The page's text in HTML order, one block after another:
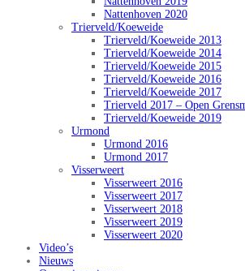
Nattenhoven 2020
Trierveld/Koeweide
Trierveld/Koeweide 2013
Trierveld/Koeweide 2014
Trierveld/Koeweide 2015
Trierveld/Koeweide 2016
Trierveld/Koeweide 2017
Trierveld 2017 – Open
Trierveld/Koeweide 2019
Urmond
Urmond 2016
Urmond 2017
Visserweert
Visserweert 2016
Visserweert 2017
Visserweert 2018
Visserweert 2019
Visserweert 2020
Video’s
Nieuws